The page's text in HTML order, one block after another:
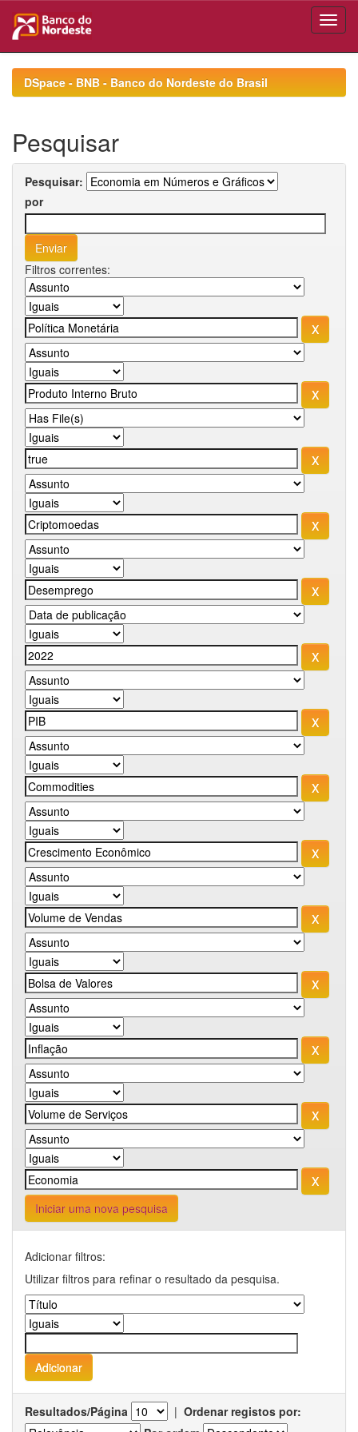
navigationDSpace - BNB - Banco do Nordeste do Brasil
Pesquisar
Pesquisar:
por
Filtros correntes:
Iniciar uma nova pesquisa
Adicionar filtros:
Utilizar filtros para refinar o resultado da pesquisa.
Resultados/Página | Ordenar registos por: